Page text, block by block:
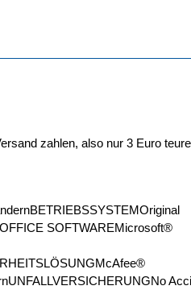
zahlen, also nur 3 Euro
SOFTWAREMicrosoft®